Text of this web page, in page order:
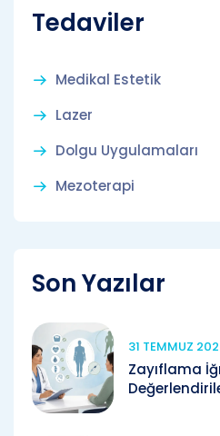
Tedaviler
Medikal Estetik
Lazer
Dolgu Uygulamaları
Mezoterapi
Son Yazılar
31 TEMMUZ
Zayıflama